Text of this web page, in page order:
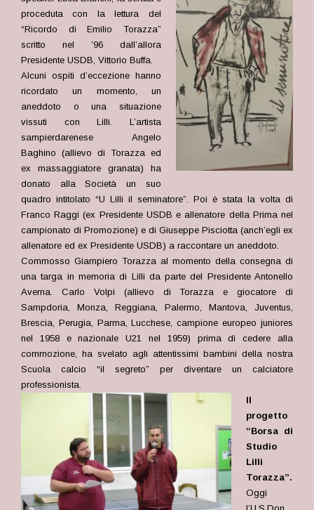
proceduta con la lettura del
“Ricordo di Emilio Torazza”
scritto nel ’96 dall’allora
Presidente USDB, Vittorio Buffa.
Alcuni ospiti d’eccezione hanno
ricordato un momento, un
aneddoto o una situazione
vissuti con Lilli. L’artista
sampierdarenese Angelo
Baghino (allievo di Torazza ed
ex massaggiatore granata) ha
donato alla Società un suo
quadro intitolato “U Lilli il seminatore”. Poi è stata la volta di
Franco Raggi (ex Presidente USDB e allenatore della Prima nel
campionato di Promozione) e di Giuseppe Pisciotta (anch’egli ex
allenatore ed ex Presidente USDB) a raccontare un aneddoto.
Commosso Giampiero Torazza al momento della consegna di
una targa in memoria di Lilli da parte del Presidente Antonello
Averna. Carlo Volpi (allievo di Torazza e giocatore di
Sampdoria, Monza, Reggiana, Palermo, Mantova, Juventus,
Brescia, Perugia, Parma, Lucchese, campione europeo juniores
nel 1958 e nazionale U21 nel 1959) prima di cedere alla
commozione, ha svelato agli attentissimi bambini della nostra
Scuola calcio “il segreto” per diventare un calciatore
professionista.
Il
progetto
“Borsa di
Studio
Lilli
Torazza”.
Oggi